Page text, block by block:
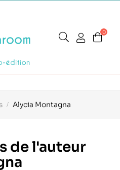
0
Alycia Montagna
de l'auteur